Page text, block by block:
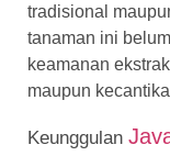
tradisional
tanaman ini
keamanan
maupun
Keunggulan